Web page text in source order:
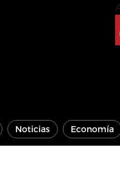
Noticias Economía